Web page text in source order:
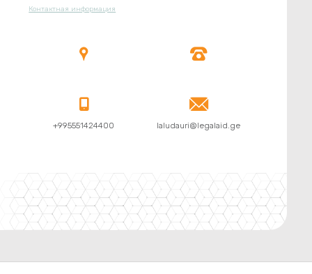
Контактная информация
 

+995551424400

laludauri@legalaid.ge